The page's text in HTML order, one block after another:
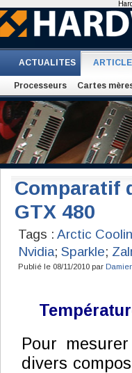
ACTUALITES
Processeurs Cartes
Comparatif
GTX 480
Tags : Arctic
Nvidia; Sparkle;
Publié le 08/11/2010 par
Pour
divers